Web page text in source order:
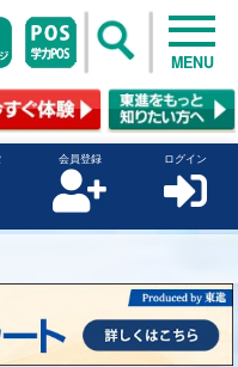
MENU
会員登録 ログイン